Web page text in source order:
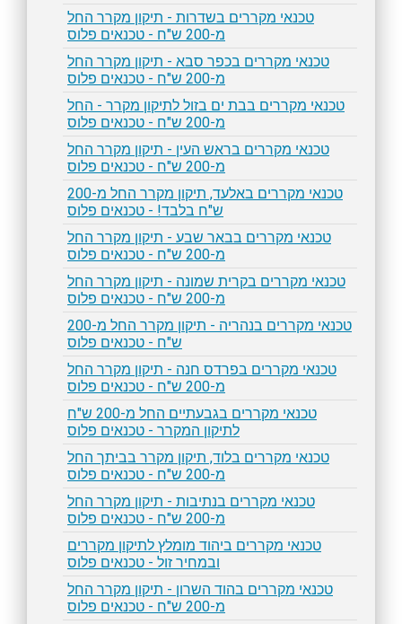
טכנאי מקררים בשדרות - תיקון מקרר החל
מ-200 ש"ח - טכנאים פלוס
טכנאי מקררים בכפר סבא - תיקון מקרר החל
מ-200 ש"ח - טכנאים פלוס
טכנאי מקררים בבת ים בזול לתיקון מקרר - החל
מ-200 ש"ח - טכנאים פלוס
טכנאי מקררים בראש העין - תיקון מקרר החל
מ-200 ש"ח - טכנאים פלוס
טכנאי מקררים באלעד, תיקון מקרר החל מ-200
ש"ח בלבד! - טכנאים פלוס
טכנאי מקררים בבאר שבע - תיקון מקרר החל
מ-200 ש"ח - טכנאים פלוס
טכנאי מקררים בקרית שמונה - תיקון מקרר החל
מ-200 ש"ח - טכנאים פלוס
טכנאי מקררים בנהריה - תיקון מקרר החל מ-200
ש"ח - טכנאים פלוס
טכנאי מקררים בפרדס חנה - תיקון מקרר החל
מ-200 ש"ח - טכנאים פלוס
טכנאי מקררים בגבעתיים החל מ-200 ש"ח
לתיקון המקרר - טכנאים פלוס
טכנאי מקררים בלוד, תיקון מקרר בביתך החל
מ-200 ש"ח - טכנאים פלוס
טכנאי מקררים בנתיבות - תיקון מקרר החל
מ-200 ש"ח - טכנאים פלוס
טכנאי מקררים ביהוד מומלץ לתיקון מקררים
ובמחיר זול - טכנאים פלוס
טכנאי מקררים בהוד השרון - תיקון מקרר החל
מ-200 ש"ח - טכנאים פלוס